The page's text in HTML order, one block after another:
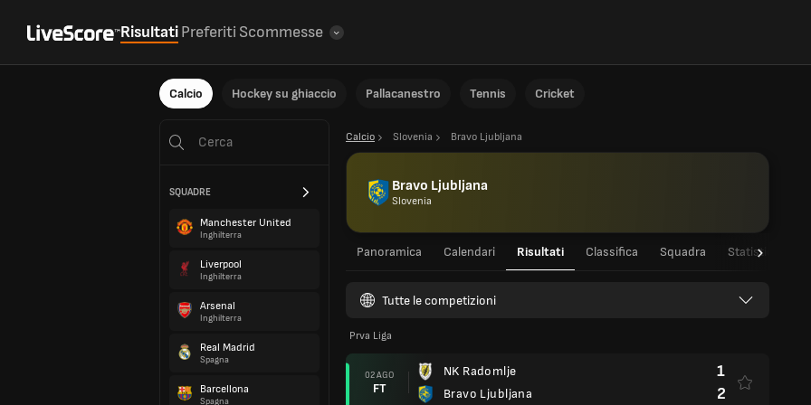
RisultatiPreferiti Scommesse
Calcio Hockey su ghiaccio Pallacanestro Tennis Cricket
SQUADRE
Manchester United
Inghilterra
Liverpool
Inghilterra
Arsenal
Inghilterra
Real Madrid
Spagna
Barcellona
Spagna
Calcio Slovenia Bravo Ljubljana
Bravo Ljubljana
Slovenia
Panoramica Calendari Risultati Classifica Squadra Statistiche dei
Tutte le competizioni
Prva Liga
02 AGO
FT
NK Radomlje
Bravo Ljubljana
1
2